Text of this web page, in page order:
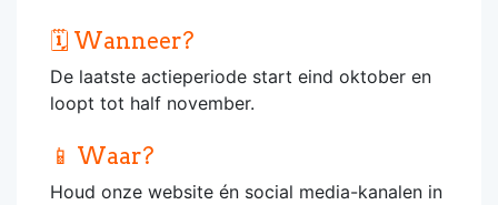
🗓️ Wanneer?
De laatste actieperiode start eind oktober en
loopt tot half november.
📱 Waar?
Houd onze website én social media-kanalen in